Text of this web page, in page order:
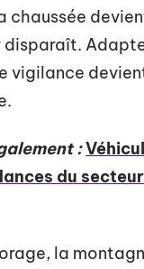
chaussée
disparaît.
vigilance
:
du
la